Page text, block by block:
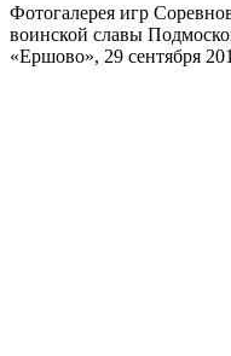
Фотогалерея игр
воинской славы
«Ершово», 29 сентября